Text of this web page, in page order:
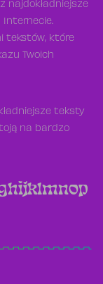
najdokładniejsze
Internecie.
tekstów, które
Twoich
teksty
na bardzo
hijklmnop